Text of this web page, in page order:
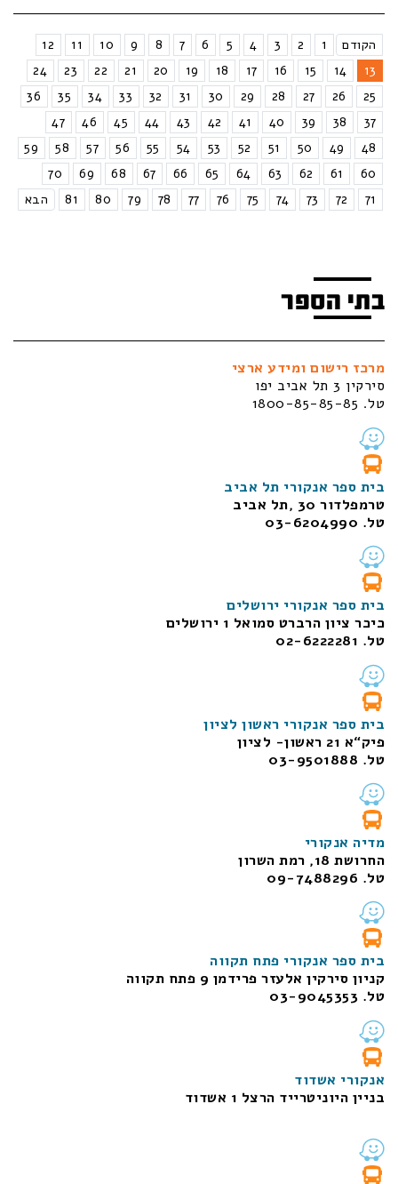
הקודם 1
2
3
4
5
6
7
8
9
10
11
12
13
14
15
16
17
18
19
20
21
22
23
24
25
26
27
28
29
30
31
32
33
34
35
36
37
38
39
40
41
42
43
44
45
46
47
48
49
50
51
52
53
54
55
56
57
58
59
60
61
62
63
64
65
66
67
68
69
70
71
72
73
74
75
76
77
78
79
80
81 הבא
בתי הספר
מרכז רישום ומידע ארצי
סירקין 3 תל אביב יפו
טל. 1800-85-85-85
בית ספר אנקורי תל אביב
טרמפלדור 30 ,תל אביב
טל. 03-6204990
בית ספר אנקורי ירושלים
כיכר ציון הרברט סמואל 1
ירושלים
טל. 02-6222281
בית ספר אנקורי ראשון לציון
פיק“א 21 ראשון- לציון
טל. 03-9501888
מדיה אנקורי
החרושת 18, רמת השרון
טל. 09-7488296
בית ספר אנקורי פתח תקווה
קניון סירקין אלעזר פרידמן 9 פתח תקווה
טל. 03-9045353
אנקורי אשדוד
בניין היוניטרייד הרצל 1 אשדוד